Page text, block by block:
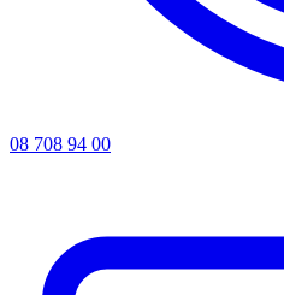
08 708 94 00